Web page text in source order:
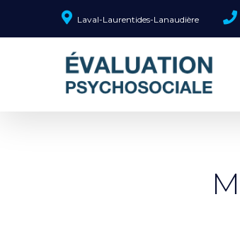
Laval-Laurentides-Lanaudière